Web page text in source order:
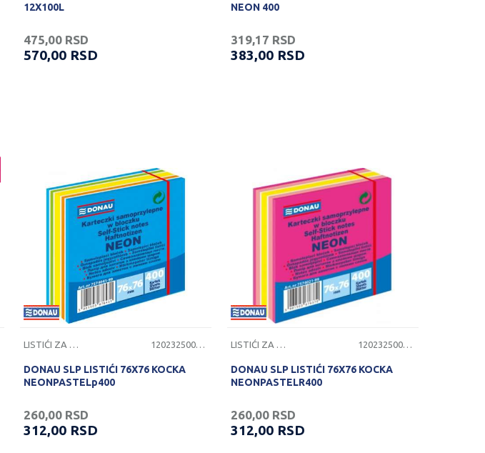
12X100L
475,00 RSD
570,00 RSD
NEON 400
319,17 RSD
383,00 RSD
LISTIĆI ZA PORUKE 1202325000631
DONAU SLP LISTIĆI 76X76 KOCKA
NEONPASTELp400
260,00 RSD
312,00 RSD
LISTIĆI ZA PORUKE 1202325000629
DONAU SLP LISTIĆI 76X76 KOCKA
NEONPASTELR400
260,00 RSD
312,00 RSD